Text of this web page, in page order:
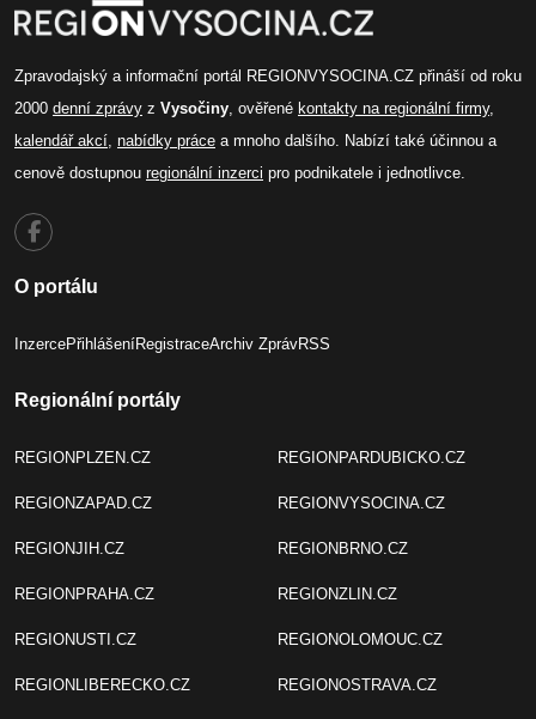
Zpravodajský a informační portál REGIONVYSOCINA.CZ přináší od roku
2000 denní zprávy z Vysočiny , ověřené kontakty na regionální firmy,
kalendář akcí nabídky práce a mnoho dalšího. Nabízí také účinnou a
cenově dostupnou regionální inzerci pro podnikatele i jednotlivce.
O portálu
InzercePřihlášeníRegistraceArchiv ZprávRSS
Regionální portály
REGIONPLZEN.CZ
REGIONZAPAD.CZ
REGIONJIH.CZ
REGIONPRAHA.CZ
REGIONUSTI.CZ
REGIONLIBERECKO.CZ
REGIONPARDUBICKO.CZ
REGIONVYSOCINA.CZ
REGIONBRNO.CZ
REGIONZLIN.CZ
REGIONOLOMOUC.CZ
REGIONOSTRAVA.CZ